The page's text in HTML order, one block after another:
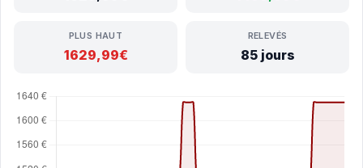
PLUS HAUT
1629,99€
RELEVÉS
85 jours